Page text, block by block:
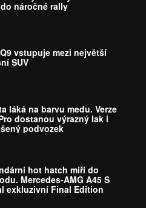
náročné rally
vstupuje mezi největší
SUV
láká na barvu medu. Verze
dostanou výrazný lak i
podvozek
hot hatch míří do
Mercedes-AMG A45 S
exkluzivní Final Edition